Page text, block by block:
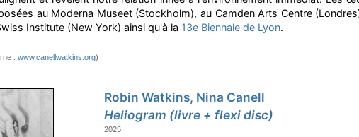
au Moderna Museet (Stockholm), au Camden Arts Centre
Institute (New York) ainsi qu'à la 13e Biennale de Lyon.
: www.canellwatkins.org)
Robin Watkins, Nina Canell
Heliogram (livre + flexi disc)
2025